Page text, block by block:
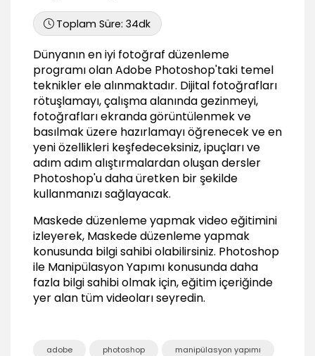
03:38
Hue / Saturation paneli ile renk uyumunu
sağlamak
01:08
Maskede düzenleme yapmak
03:21
Levels paneli iler ışık ayarını yapmak
00:52
Curves panelinde renk kanalını kullanmak
01:13
Burn tool ile gölge dokuları belirginleştirmek
Diş beyazlatma işlemi
02:16
Son Düzenlemeler
Layer katmanlarını birleştirmek
Toplam Süre:34dk
Dünyanın en iyi fotoğraf düzenleme
programı olan Adobe Photoshop'taki temel
teknikler ele alınmaktadır. Dijital fotoğrafları
rötuşlamayı, çalışma alanında gezinmeyi,
fotoğrafları ekranda görüntülenmek ve
basılmak üzere hazırlamayı öğrenecek ve en
yeni özellikleri keşfedeceksiniz, ipuçları ve
adım adım alıştırmalardan oluşan dersler
Photoshop'u daha üretken bir şekilde
kullanmanızı sağlayacak.
Maskede düzenleme yapmak video eğitimini
izleyerek, Maskede düzenleme yapmak
konusunda bilgi sahibi olabilirsiniz. Photoshop
ile Manipülasyon Yapımı konusunda daha
fazla bilgi sahibi olmak için, eğitim içeriğinde
yer alan tüm videoları seyredin.
adobe photoshop manipülasyon yapımı